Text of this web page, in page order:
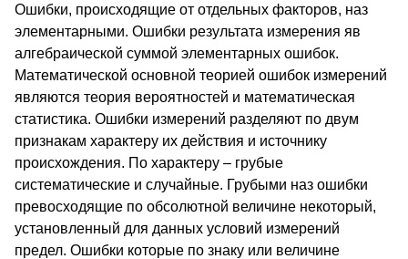
Ошибки, происходящие от отдельных факторов, наз
элементарными. Ошибки результата измерения яв
алгебраической суммой элементарных ошибок.
Математической основной теорией ошибок измерений
являются теория вероятностей и математическая
статистика. Ошибки измерений разделяют по двум
признакам характеру их действия и источнику
происхождения. По характеру – грубые
систематические и случайные. Грубыми наз ошибки
превосходящие по обсолютной величине некоторый,
установленный для данных условий измерений
предел. Ошибки которые по знаку или величине